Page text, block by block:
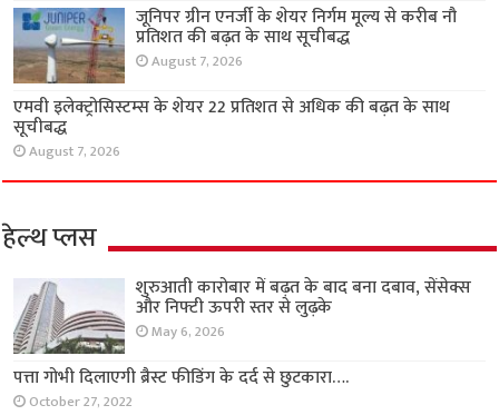
जूनिपर ग्रीन एनर्जी के शेयर निर्गम मूल्य से करीब नौ
प्रतिशत की बढ़त के साथ सूचीबद्ध
August 7, 2026
एमवी इलेक्ट्रोसिस्टम्स के शेयर 22 प्रतिशत से अधिक की बढ़त के साथ
सूचीबद्ध
August 7, 2026
हेल्थ प्लस
शुरुआती कारोबार में बढ़त के बाद बना दबाव, सेंसेक्स
और निफ्टी ऊपरी स्तर से लुढ़के
May 6, 2026
पत्ता गोभी दिलाएगी ब्रैस्ट फीडिंग के दर्द से छुटकारा….
October 27, 2022